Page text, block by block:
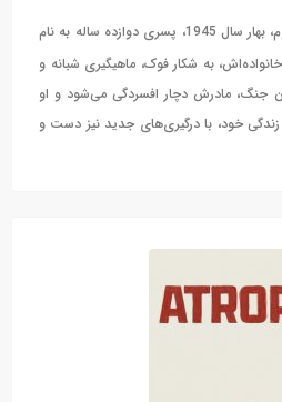
در جزیره آمروم، بهار سال 1945، پسری دوازده ساله به نام
به شکار فوک، ماهیگیری شبانه و
جنگ، مادرش دچار افسردگی می‌شود و او
خود، با درگیری‌های جدید نیز دست و